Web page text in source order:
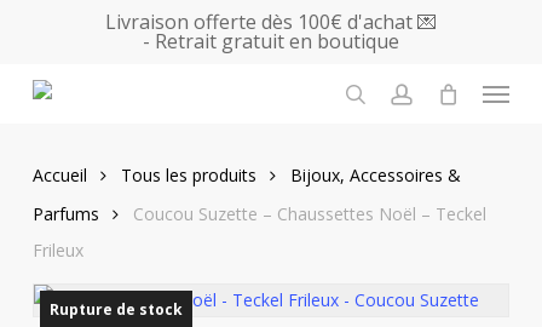
main
Livraison offerte dès 100€ d'achat 💌
- Retrait gratuit en boutique
Menu
Accueil Tous les produits
Bijoux, Accessoires &
Parfums
Coucou Suzette – Chaussettes Noël – Teckel
Frileux
Rupture de stock